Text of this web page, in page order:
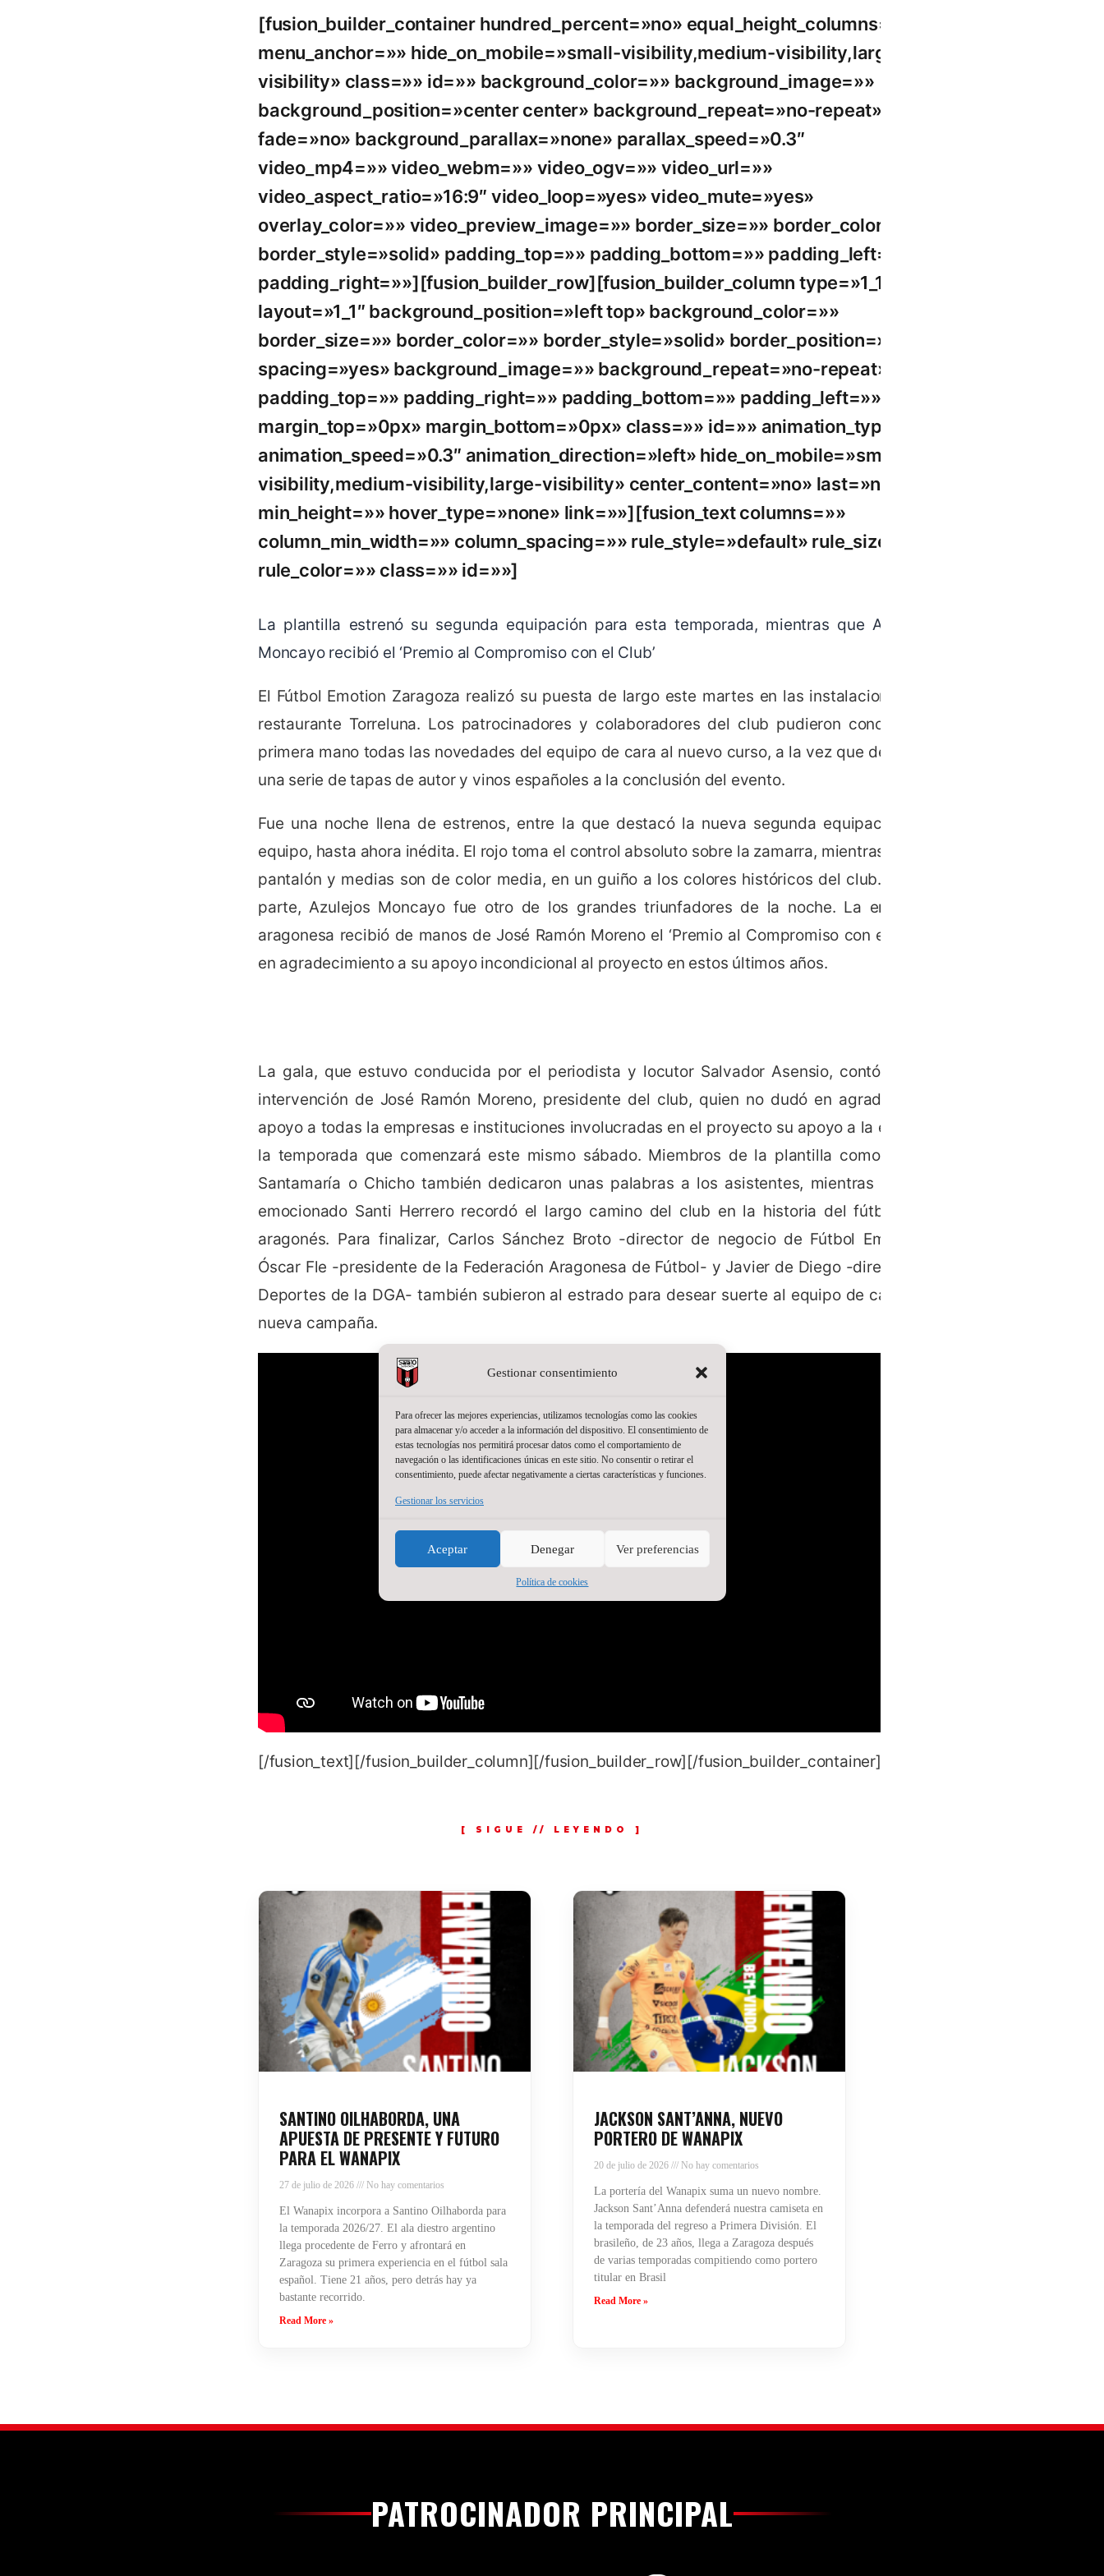
Gestionar consentimiento
Para ofrecer las mejores experiencias, utilizamos tecnologías como las cookies
para almacenar y/o acceder a la información del dispositivo. El consentimiento de
estas tecnologías nos permitirá procesar datos como el comportamiento de
navegación o las identificaciones únicas en este sitio. No consentir o retirar el
consentimiento, puede afectar negativamente a ciertas características y funciones.
Gestionar los servicios
Aceptar Denegar Ver preferencias
Política de cookies
[fusion_builder_container hundred_percent=»no» equal_height_columns=»no»
menu_anchor=»» hide_on_mobile=»small-visibility,medium-visibility,large-
visibility» class=»» id=»» background_color=»» background_image=»»
background_position=»center center» background_repeat=»no-repeat»
fade=»no» background_parallax=»none» parallax_speed=»0.3″
video_mp4=»» video_webm=»» video_ogv=»» video_url=»»
video_aspect_ratio=»16:9″ video_loop=»yes» video_mute=»yes»
overlay_color=»» video_preview_image=»» border_size=»» border_color=»»
border_style=»solid» padding_top=»» padding_bottom=»» padding_left=»»
padding_right=»»][fusion_builder_row][fusion_builder_column type=»1_1″
layout=»1_1″ background_position=»left top» background_color=»»
border_size=»» border_color=»» border_style=»solid» border_position=»all»
spacing=»yes» background_image=»» background_repeat=»no-repeat»
padding_top=»» padding_right=»» padding_bottom=»» padding_left=»»
margin_top=»0px» margin_bottom=»0px» class=»» id=»» animation_type=»»
animation_speed=»0.3″ animation_direction=»left» hide_on_mobile=»small-
visibility,medium-visibility,large-visibility» center_content=»no» last=»no»
min_height=»» hover_type=»none» link=»»][fusion_text columns=»»
column_min_width=»» column_spacing=»» rule_style=»default» rule_size=»»
rule_color=»» class=»» id=»»]
La plantilla estrenó su segunda equipación para esta temporada, mientras que Azulejos
Moncayo recibió el ‘Premio al Compromiso con el Club’
El Fútbol Emotion Zaragoza realizó su puesta de largo este martes en las instalaciones del
restaurante Torreluna. Los patrocinadores y colaboradores del club pudieron conocer de
primera mano todas las novedades del equipo de cara al nuevo curso, a la vez que degustar
una serie de tapas de autor y vinos españoles a la conclusión del evento.
Fue una noche llena de estrenos, entre la que destacó la nueva segunda equipación del
equipo, hasta ahora inédita. El rojo toma el control absoluto sobre la zamarra, mientras que el
pantalón y medias son de color media, en un guiño a los colores históricos del club. Por su
parte, Azulejos Moncayo fue otro de los grandes triunfadores de la noche. La empresa
aragonesa recibió de manos de José Ramón Moreno el ‘Premio al Compromiso con el Club’,
en agradecimiento a su apoyo incondicional al proyecto en estos últimos años.
La gala, que estuvo conducida por el periodista y locutor Salvador Asensio, contó con la
intervención de José Ramón Moreno, presidente del club, quien no dudó en agradecer el
apoyo a todas la empresas e instituciones involucradas en el proyecto su apoyo a la entidad
la temporada que comenzará este mismo sábado. Miembros de la plantilla como Arturo
Santamaría o Chicho también dedicaron unas palabras a los asistentes, mientras que un
emocionado Santi Herrero recordó el largo camino del club en la historia del fútbol sala
aragonés. Para finalizar, Carlos Sánchez Broto -director de negocio de Fútbol Emotion-,
Óscar Fle -presidente de la Federación Aragonesa de Fútbol- y Javier de Diego -director de
Deportes de la DGA- también subieron al estrado para desear suerte al equipo de cara a la
nueva campaña.
[/fusion_text][/fusion_builder_column][/fusion_builder_row][/fusion_builder_container]
SANTINO OILHABORDA, UNA
APUESTA DE PRESENTE Y FUTURO
PARA EL WANAPIX
27 de julio de 2026 No hay comentarios
El Wanapix incorpora a Santino Oilhaborda para
la temporada 2026/27. El ala diestro argentino
llega procedente de Ferro y afrontará en
Zaragoza su primera experiencia en el fútbol sala
español. Tiene 21 años, pero detrás hay ya
bastante recorrido.
Read More »
JACKSON SANT’ANNA, NUEVO
PORTERO DE WANAPIX
20 de julio de 2026 No hay comentarios
La portería del Wanapix suma un nuevo nombre.
Jackson Sant’Anna defenderá nuestra camiseta en
la temporada del regreso a Primera División. El
brasileño, de 23 años, llega a Zaragoza después
de varias temporadas compitiendo como portero
titular en Brasil
Read More »
PATROCINADOR PRINCIPAL